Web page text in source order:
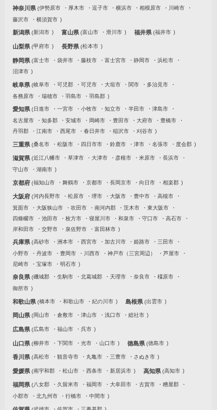
神奈川県 伊勢原市 厚木市 逗子市 横浜市 相模原市
川崎市
藤沢市
横須賀市
新潟県 新潟市 富山県 富山市 滑川市 福井県 福井市
山梨県 甲府市 長野県 松本市
静岡県 富士市 袋井市 藤枝市 富士宮市 静岡市
浜松市
沼津市
岐阜県 岐阜市 可児郡 可児市 大垣市 関市
多治見市
各務原市
瑞穂市 羽島市 羽島郡
愛知県 日進市 一宮市 小牧市 知立市 半田市
津島市
名古屋市
知多郡 安城市 岡崎市 豊田市 大府市
豊橋市
丹羽郡
江南市 西尾市 春日井市 稲沢市 刈谷市
三重県 桑名市 松阪市 四日市市 鈴鹿市 津市 名張市 度会郡
滋賀県 近江八幡市 草津市 大津市 彦根市 米原市
長浜市
守山市
湖南市
京都府 福知山市 舞鶴市 京都市 長岡京市 向日市 相楽郡
大阪府 河内長野市 松原市 堺市 大阪市 豊中市
高槻市
箕面市
大阪狭山市 吹田市 南河内郡 茨木市
東大阪市
四條畷市
池田市 枚方市 寝屋川市 和泉市 守口市
高石市
岸和田市
交野市 泉佐野市 富田林市
兵庫県 高砂市 洲本市 西宮市 加古川市 姫路市
三田市
小野市
丹波市 豊岡市 川西市 神戸市（三宮周辺）
芦屋市
尼崎市
宝塚市 明石市
奈良県 磯城郡 生駒市 北葛城郡 天理市 奈良市
橿原市
御所市
和歌山県 橋本市 和歌山市 紀の川市 島根県 出雲市
岡山県 岡山市 倉敷市 津山市 浅口市 総社市
広島県 広島市 福山市 呉市
山口県 柳井市 下関市 光市 山口市 徳島県 徳島市
香川県 高松市 観音寺市 丸亀市 三豊市 さぬき市
愛媛県 南宇和郡 松山市 西条市 新居浜市 高知県 高知市
福岡県 八女郡 久留米市 福岡市 大牟田市 古賀市
糟屋郡
小郡市
北九州市 行橋市 中間市